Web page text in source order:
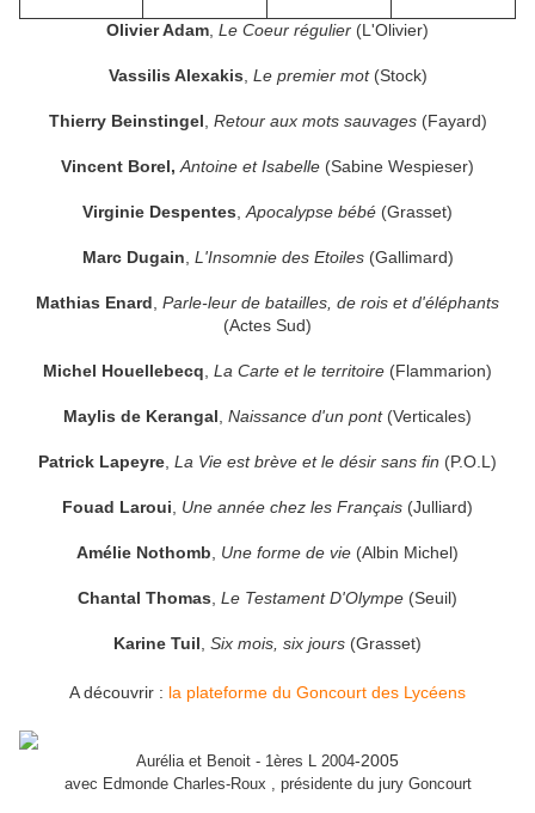
Olivier Adam Le Coeur régulier (L'Olivier)
Vassilis Alexakis Le premier mot(Stock)
Thierry Beinstingel Retour aux mots sauvages(Fayard)
Vincent Borel, Antoine et Isabelle (Sabine Wespieser)
Virginie Despentes Apocalypse bébé (Grasset)
Marc Dugain L'Insomnie des Etoiles(Gallimard)
Mathias Enard Parle-leur de batailles, de rois et d'éléphants
(Actes Sud)
Michel Houellebecq La Carte et le territoire (Flammarion)
Maylis de Kerangal Naissance d'un pont(Verticales)
Patrick Lapeyre La Vie est brève et le désir sans fin (P.O.L)
Fouad Laroui Une année chez les Français (Julliard)
Amélie Nothomb Une forme de vie (Albin Michel)
Chantal Thomas Le Testament D'Olympe (Seuil)
Karine Tuil Six mois, six jours (Grasset)
A découvrir : la plateforme du Goncourt des Lycéens
Aurélia et Benoit - 1ères L 2004-2005
avec Edmonde Charles-Roux , présidente du jury Goncourt